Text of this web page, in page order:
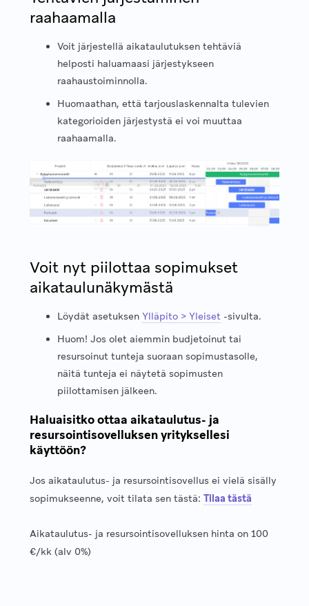
raahaamalla
Voit järjestellä aikataulutuksen tehtäviä
helposti haluamaasi järjestykseen
raahaustoiminnolla.
Huomaathan, että tarjouslaskennalta tulevien
kategorioiden järjestystä ei voi muuttaa
raahaamalla.
Voit nyt piilottaa sopimukset
aikataulunäkymästä
Löydät asetuksen Ylläpito > Yleiset-sivulta.
Huom! Jos olet aiemmin budjetoinut tai
resursoinut tunteja suoraan sopimustasolle,
näitä tunteja ei näytetä sopimusten
piilottamisen jälkeen.
Haluaisitko ottaa aikataulutus- ja
resursointisovelluksen yrityksellesi
käyttöön?
Jos aikataulutus- ja resursointisovellus ei vielä sisälly
sopimukseenne, voit tilata sen tästä: Tilaa tästä
Aikataulutus- ja resursointisovelluksen hinta on 100
€/kk (alv 0%)